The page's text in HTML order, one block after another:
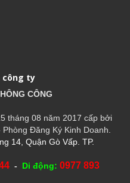
công ty
CÔNG
tháng 08 năm 2017 cấp bởi
Đăng Ký Kinh Doanh.
14, Quận Gò Vấp. TP.
- Di động: 0977 893